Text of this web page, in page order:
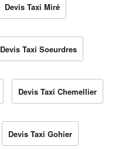
Devis Taxi Miré
Devis Taxi Soeurdres
Devis Taxi Chemellier
Devis Taxi Gohier